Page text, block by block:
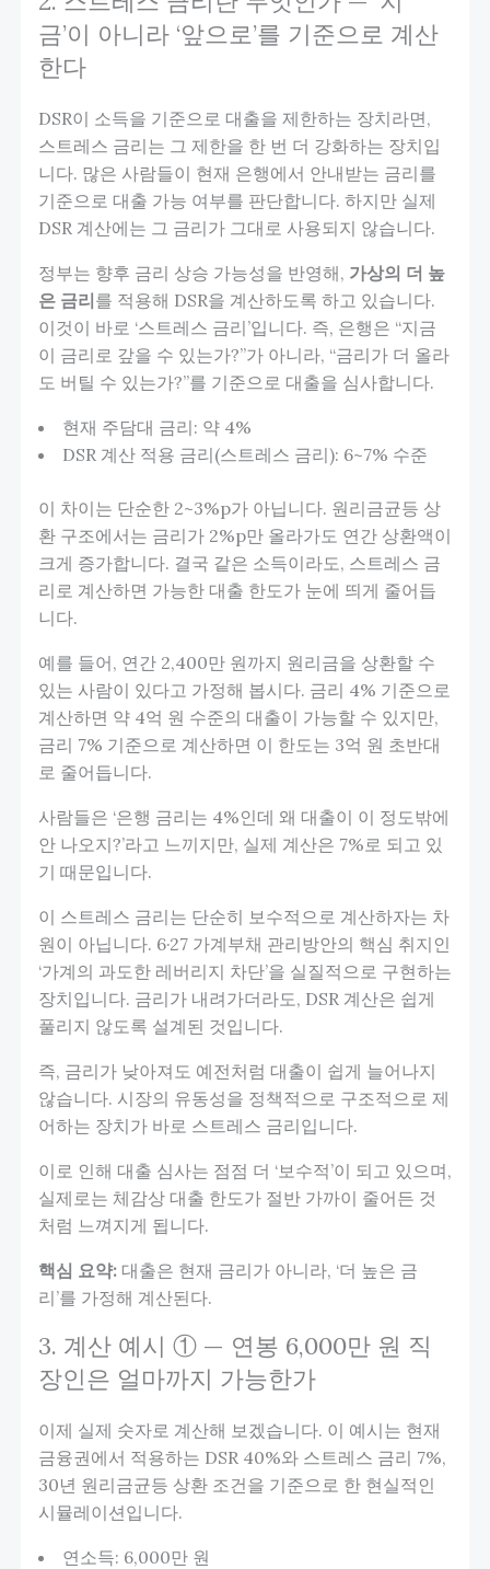
금’이 아니라 ‘앞으로’를 기준으로 계산
한다
DSR이 소득을 기준으로 대출을 제한하는 장치라면,
스트레스 금리는 그 제한을 한 번 더 강화하는 장치입
니다. 많은 사람들이 현재 은행에서 안내받는 금리를
기준으로 대출 가능 여부를 판단합니다. 하지만 실제
DSR 계산에는 그 금리가 그대로 사용되지 않습니다.
정부는 향후 금리 상승 가능성을 반영해, 가상의 더 높
은 금리를 적용해 DSR을 계산하도록 하고 있습니다.
이것이 바로 ‘스트레스 금리’입니다. 즉, 은행은 “지금
이 금리로 갚을 수 있는가?”가 아니라, “금리가 더 올라
도 버틸 수 있는가?”를 기준으로 대출을 심사합니다.
현재 주담대 금리: 약 4%
DSR 계산 적용 금리(스트레스 금리): 6~7% 수준
이 차이는 단순한 2~3%p가 아닙니다. 원리금균등 상
환 구조에서는 금리가 2%p만 올라가도 연간 상환액이
크게 증가합니다. 결국 같은 소득이라도, 스트레스 금
리로 계산하면 가능한 대출 한도가 눈에 띄게 줄어듭
니다.
예를 들어, 연간 2,400만 원까지 원리금을 상환할 수
있는 사람이 있다고 가정해 봅시다. 금리 4% 기준으로
계산하면 약 4억 원 수준의 대출이 가능할 수 있지만,
금리 7% 기준으로 계산하면 이 한도는 3억 원 초반대
로 줄어듭니다.
사람들은 ‘은행 금리는 4%인데 왜 대출이 이 정도밖에
안 나오지?’라고 느끼지만, 실제 계산은 7%로 되고 있
기 때문입니다.
이 스트레스 금리는 단순히 보수적으로 계산하자는 차
원이 아닙니다. 6·27 가계부채 관리방안의 핵심 취지인
‘가계의 과도한 레버리지 차단’을 실질적으로 구현하는
장치입니다. 금리가 내려가더라도, DSR 계산은 쉽게
풀리지 않도록 설계된 것입니다.
즉, 금리가 낮아져도 예전처럼 대출이 쉽게 늘어나지
않습니다. 시장의 유동성을 정책적으로 구조적으로 제
어하는 장치가 바로 스트레스 금리입니다.
이로 인해 대출 심사는 점점 더 ‘보수적’이 되고 있으며,
실제로는 체감상 대출 한도가 절반 가까이 줄어든 것
처럼 느껴지게 됩니다.
핵심 요약:대출은 현재 금리가 아니라, ‘더 높은 금
리’를 가정해 계산된다.
3. 계산 예시 ① — 연봉 6,000만 원 직
장인은 얼마까지 가능한가
이제 실제 숫자로 계산해 보겠습니다. 이 예시는 현재
금융권에서 적용하는 DSR 40%와 스트레스 금리 7%,
30년 원리금균등 상환 조건을 기준으로 한 현실적인
시뮬레이션입니다.
연소득: 6,000만 원